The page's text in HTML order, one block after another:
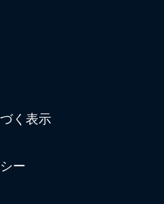
く表示
ー